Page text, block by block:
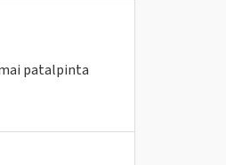
patalpinta